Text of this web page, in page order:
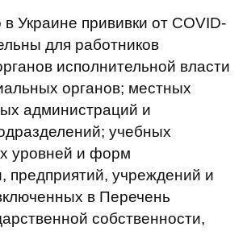
Украине прививки от COVID-
для работников
исполнительной власти
органов; местных
администраций и
учебных
уровней и форм
предприятий, учреждений и
в Перечень
собственности,